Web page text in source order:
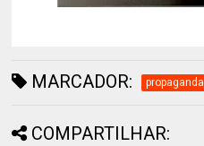
MARCADOR: propaganda
COMPARTILHAR: